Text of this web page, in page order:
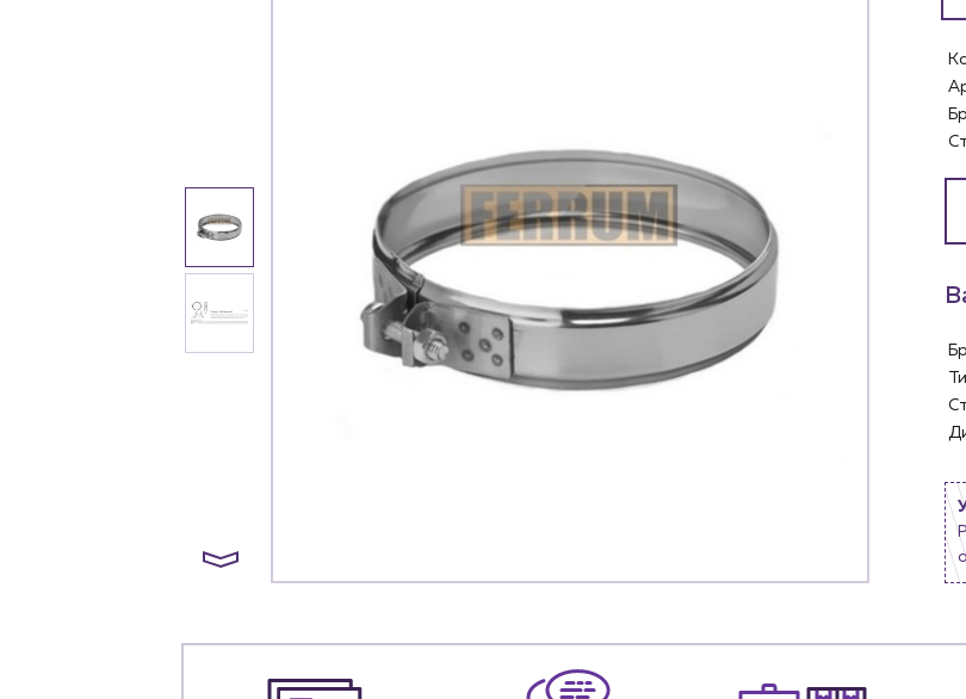
Каталог
Специализированным магазинам
Застройщикам
Снабженцам и подрядным организациям
Монтажным бригадам
Услуги
Водоснабжение и теплоснабжение
Сервис и обслуживание инженерных
Доставка
Портфолио